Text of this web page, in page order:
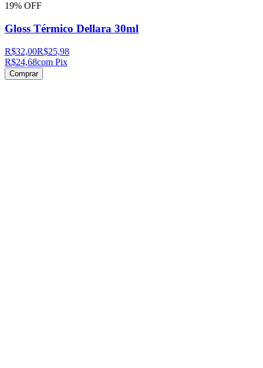
19% OFF
Gloss Térmico Dellara 30ml
R$32,00R$25,98
R$24,68com Pix
Comprar